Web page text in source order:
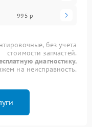
995 р
без учета
стоимости запчастей.
диагностику.
на неисправность.